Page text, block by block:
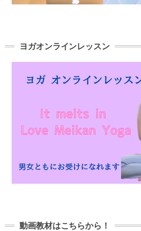
ヨガオンラインレッスン
動画教材はこちらから！